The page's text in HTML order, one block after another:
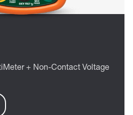
+ Non-Contact Voltage